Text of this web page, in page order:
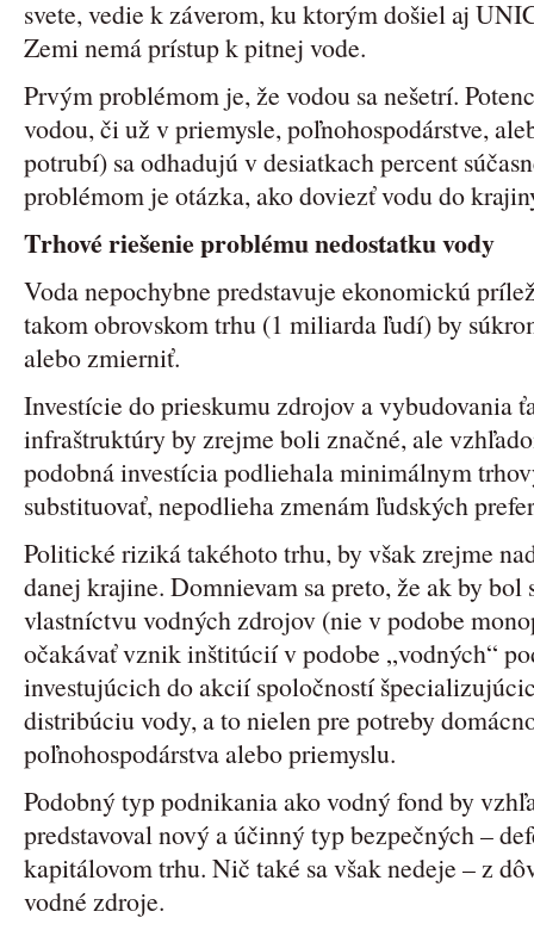
svete, vedie k záverom, ku ktorým došiel aj
Zemi nemá prístup k pitnej vode.
Prvým problémom je, že vodou sa nešetrí.
vodou, či už v priemysle, poľnohospodárstve,
potrubí) sa odhadujú v desiatkach percent
problémom je otázka, ako doviezť vodu do
Trhové riešenie problému nedostatku vody
Voda nepochybne predstavuje ekonomickú
takom obrovskom trhu (1 miliarda ľudí) by
alebo zmierniť.
Investície do prieskumu zdrojov a vybudovania
infraštruktúry by zrejme boli značné, ale
podobná investícia podliehala minimálnym
substituovať, nepodlieha zmenám ľudských
Politické riziká takéhoto trhu, by však zrejme
danej krajine. Domnievam sa preto, že ak by
vlastníctvu vodných zdrojov (nie v podobe
očakávať vznik inštitúcií v podobe „vodných“
investujúcich do akcií spoločností
distribúciu vody, a to nielen pre potreby
poľnohospodárstva alebo priemyslu.
Podobný typ podnikania ako vodný fond by
predstavoval nový a účinný typ bezpečných –
kapitálovom trhu. Nič také sa však nedeje – z
vodné zdroje.